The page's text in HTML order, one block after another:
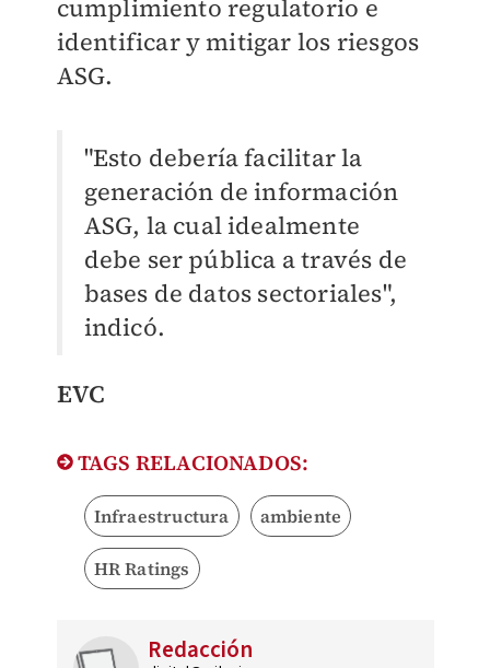
cumplimiento regulatorio e
identificar y mitigar los riesgos
ASG.
"Esto debería facilitar la
generación de información
ASG, la cual idealmente
debe ser pública a través de
bases de datos sectoriales",
indicó.
EVC
TAGS RELACIONADOS:
Infraestructura ambiente
HR Ratings
Redacción